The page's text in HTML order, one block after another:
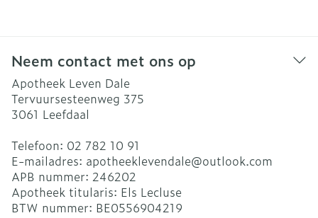
Neem contact met ons op
Apotheek Leven Dale
Tervuursesteenweg 375
3061 Leefdaal
Telefoon: 02 782 10 91
E-mailadres: apotheeklevendale@outlook.com
APB nummer: 246202
Apotheek titularis: Els Lecluse
BTW nummer: BE0556904219